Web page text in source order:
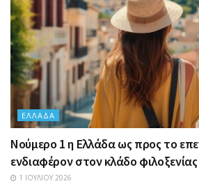
ΕΛΛΆΔΑ
Nούμερο 1 η Ελλάδα ως προς το
ενδιαφέρον στον κλάδο φιλοξενίας
1 ΙΟΥΛΊΟΥ 2026